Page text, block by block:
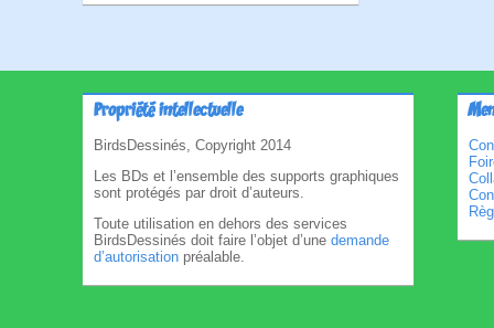
Propriété intellectuelle
BirdsDessinés, Copyright 2014
Les BDs et l’ensemble des supports graphiques
sont protégés par droit d’auteurs.
Toute utilisation en dehors des services
BirdsDessinés doit faire l’objet d’une demande
d’autorisation préalable.